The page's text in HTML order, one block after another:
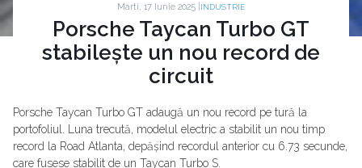
Marti, 17 Iunie 2025 | INDUSTRIE
Porsche Taycan Turbo GT
stabilește un nou record de
circuit
Porsche Taycan Turbo GT adaugă un nou record pe tură la
portofoliul. Luna trecută, modelul electric a stabilit un nou timp
record la Road Atlanta, depășind recordul anterior cu 6.73 secunde,
care fusese stabilit de un Taycan Turbo S.